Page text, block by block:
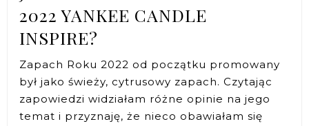
2022 YANKEE CANDLE
INSPIRE?
Zapach Roku 2022 od początku promowany
był jako świeży, cytrusowy zapach. Czytając
zapowiedzi widziałam różne opinie na jego
temat i przyznaję, że nieco obawiałam się